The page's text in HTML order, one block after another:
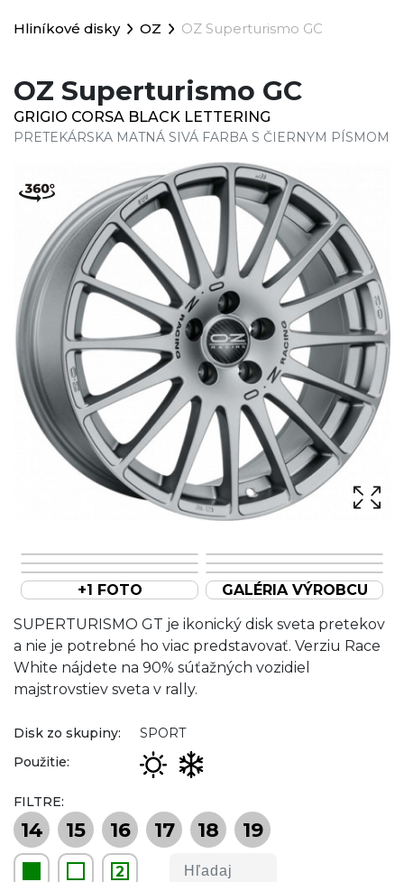
Hliníkové disky OZ OZ Superturismo GC
OZ Superturismo GC
GRIGIO CORSA BLACK LETTERING
PRETEKÁRSKA MATNÁ SIVÁ FARBA S ČIERNYM PÍSMOM
+1 FOTO
GALÉRIA VÝROBCU
SUPERTURISMO GT je ikonický disk sveta pretekov
a nie je potrebné ho viac predstavovať. Verziu Race
White nájdete na 90% súťažných vozidiel
majstrovstiev sveta v rally.
Disk zo skupiny:
SPORT
Použitie:
FILTRE:
14 15 16 17 18 19
2